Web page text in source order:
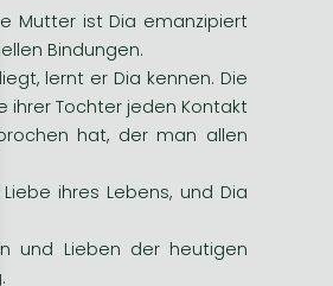
Mutter ist Dia emanzipiert
Bindungen.
lernt er Dia kennen. Die
ihrer Tochter jeden Kontakt
hat, der man allen
ihres Lebens, und Dia
und Lieben der heutigen